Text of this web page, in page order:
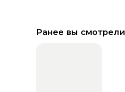
Ранее вы смотрели